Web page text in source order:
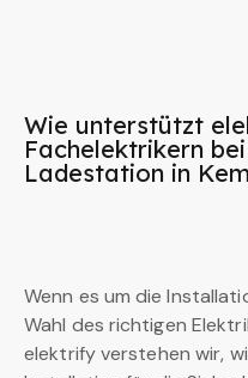
Wie unterstützt
Fachelektrikern
Ladestation in
Wenn es um die
Wahl des richtigen
elektrify verstehen wir,